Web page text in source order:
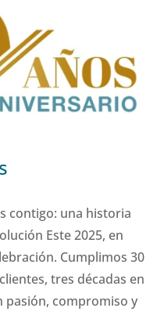
contigo: una historia
Este 2025, en
Cumplimos 30
tres décadas en
pasión, compromiso y